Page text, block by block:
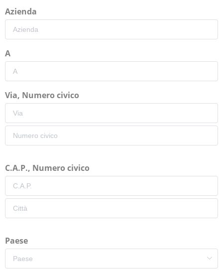
Azienda
A
Via, Numero civico
C.A.P., Numero civico
Paese